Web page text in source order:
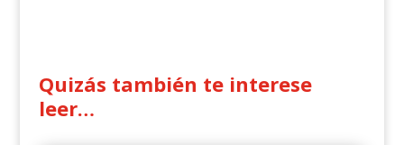
Quizás también te interese
leer…